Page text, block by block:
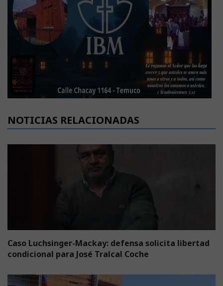
NOTICIAS RELACIONADAS
Caso Luchsinger-Mackay: defensa solicita libertad
condicional para José Tralcal Coche